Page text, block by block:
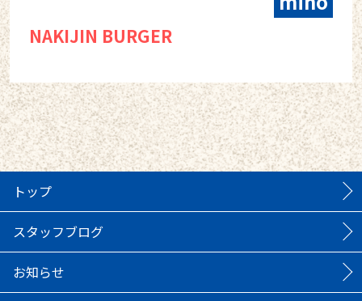
NAKIJIN BURGER
トップ
スタッフブログ
お知らせ